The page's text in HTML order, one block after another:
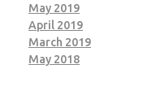
May 2019
April 2019
March 2019
May 2018